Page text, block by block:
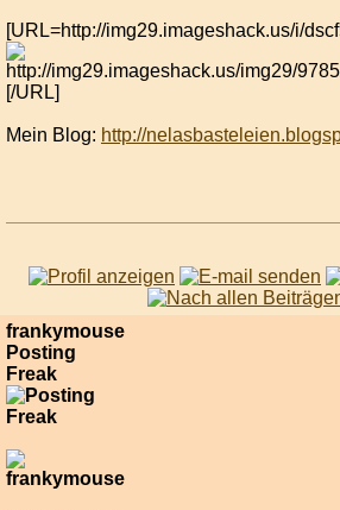
[URL=http://img29.imageshack.us/i/
[/URL]
Mein Blog: http://
frankymouse
Posting
Freak